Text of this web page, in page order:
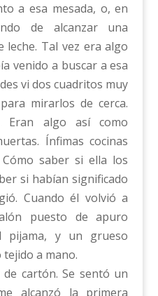
a esa mesada, o, en
de alcanzar una
leche. Tal vez era algo
venido a buscar a esa
vi dos cuadritos muy
mirarlos de cerca.
Eran algo así como
Ínfimas cocinas
saber si ella los
si habían significado
Cuando él volvió a
puesto de apuro
pijama, y un grueso
a mano.
cartón. Se sentó un
alcanzó la primera